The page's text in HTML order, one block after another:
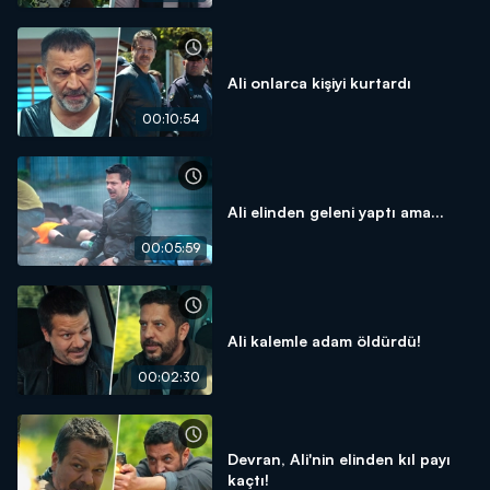
00:10:54
Ali onlarca kişiyi kurtardı
00:05:59
Ali elinden geleni yaptı ama...
00:02:30
Ali kalemle adam öldürdü!
Devran, Ali'nin elinden kıl payı
kaçtı!